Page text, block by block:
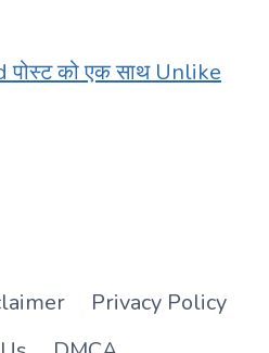
पोस्ट को एक साथ Unlike
Privacy Policy